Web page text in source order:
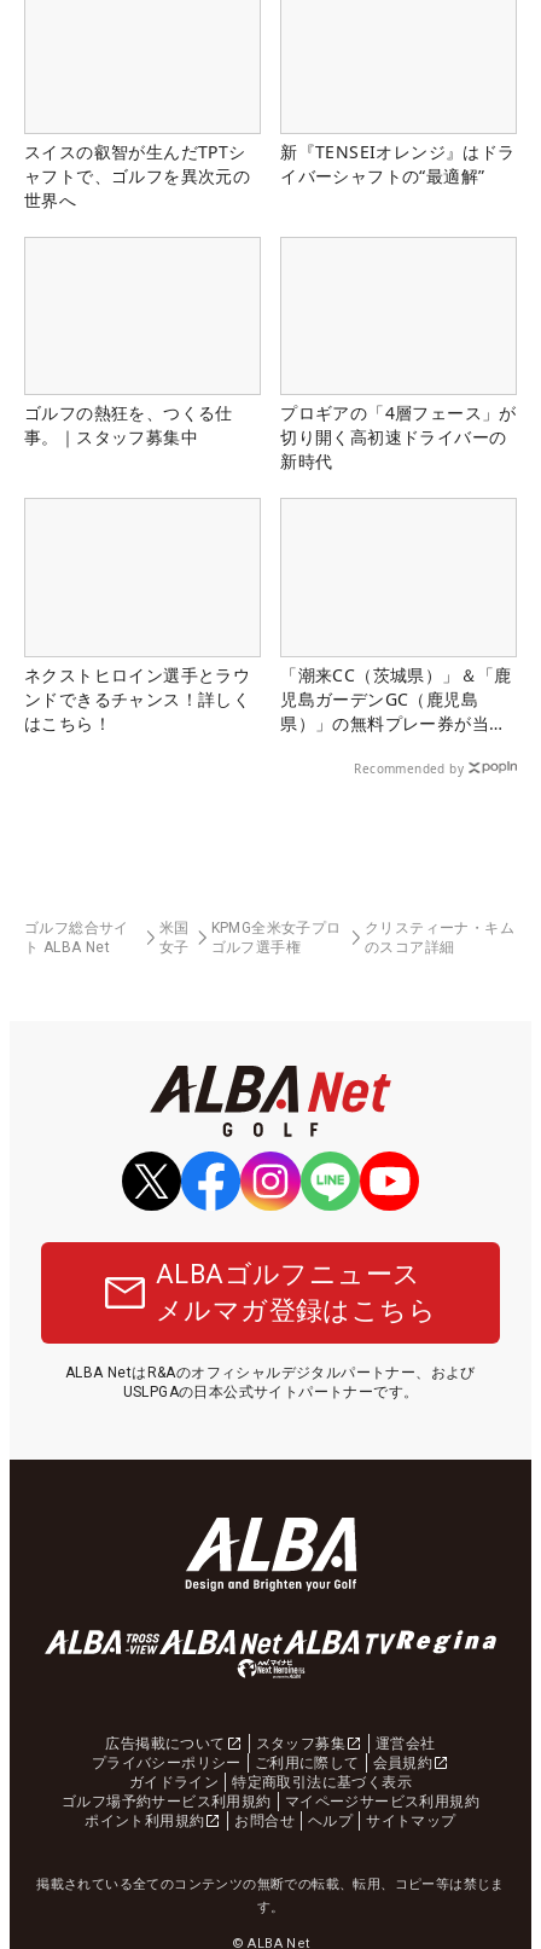
スイスの叡智が生んだTPTシ
ャフトで、ゴルフを異次元の
世界へ
新『TENSEIオレンジ』はドラ
イバーシャフトの“最適解”
ゴルフの熱狂を、つくる仕
事。｜スタッフ募集中
プロギアの「4層フェース」が
切り開く高初速ドライバーの
新時代
ネクストヒロイン選手とラウ
ンドできるチャンス！詳しく
はこちら！
「潮来CC（茨城県）」＆「鹿
児島ガーデンGC（鹿児島
県）」の無料プレー券が当た
Recommended by
ゴルフ総合サイ
ト ALBA Net
米国
女子
KPMG全米女子プロ
ゴルフ選手権
クリスティーナ・キム
のスコア詳細
ALBAゴルフニュース
メルマガ登録はこちら
ALBA NetはR&Aのオフィシャルデジタルパートナー、および
USLPGAの日本公式サイトパートナーです。
広告掲載について スタッフ募集
運営会社
プライバシーポリシー
ご利用に際して
会員規約
ガイドライン
特定商取引法に基づく表示
ゴルフ場予約サービス利用規約
マイページサービス利用規約
ポイント利用規約
お問合せ ヘルプ サイトマップ
掲載されている全てのコンテンツの無断での転載、転用、コピー等は禁じま
す。
© ALBA Net